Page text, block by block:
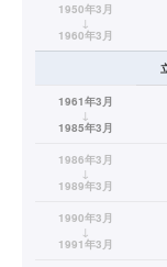
1950年3月
↓
1960年3月
1961年3月
↓
1985年3月
1986年3月
↓
1989年3月
1990年3月
↓
1991年3月